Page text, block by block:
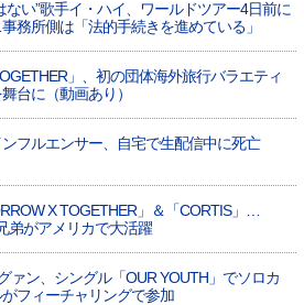
ない”歌手イ・ハイ、ワールドツアー4日前に
務所側は「法的手続きを進めている」
」、初の団体海外旅行バラエティ
台に（動画あり）
フルエンサー、自宅で生配信中に死亡
X TOGETHER」＆「CORTIS」…
弟がアメリカで大活躍
ァン、シングル「OUR YOUTH」でソロカ
フィーチャリングで参加